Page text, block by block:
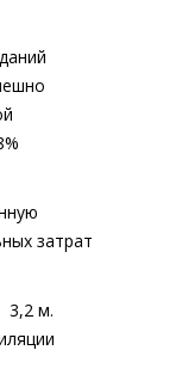
затрат
3,2 м.